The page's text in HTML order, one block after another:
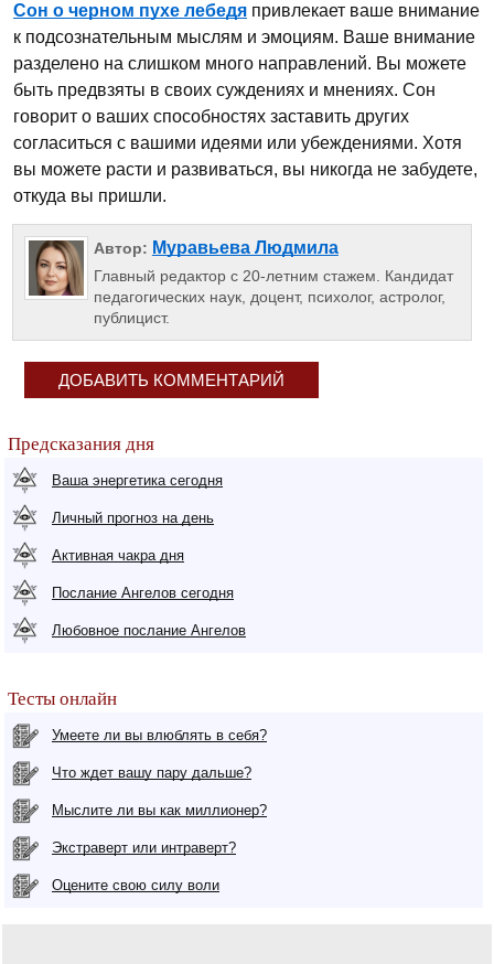
Сон о черном пухе лебедя привлекает ваше внимание
к подсознательным мыслям и эмоциям. Ваше внимание
разделено на слишком много направлений. Вы можете
быть предвзяты в своих суждениях и мнениях. Сон
говорит о ваших способностях заставить других
согласиться с вашими идеями или убеждениями. Хотя
вы можете расти и развиваться, вы никогда не забудете,
откуда вы пришли.
Автор: Муравьева Людмила
Главный редактор с 20-летним стажем. Кандидат
педагогических наук, доцент, психолог, астролог,
публицист.
ДОБАВИТЬ КОММЕНТАРИЙ
Предсказания дня
Ваша энергетика сегодня
Личный прогноз на день
Активная чакра дня
Послание Ангелов сегодня
Любовное послание Ангелов
Тесты онлайн
Умеете ли вы влюблять в себя?
Что ждет вашу пару дальше?
Мыслите ли вы как миллионер?
Экстраверт или интраверт?
Оцените свою силу воли